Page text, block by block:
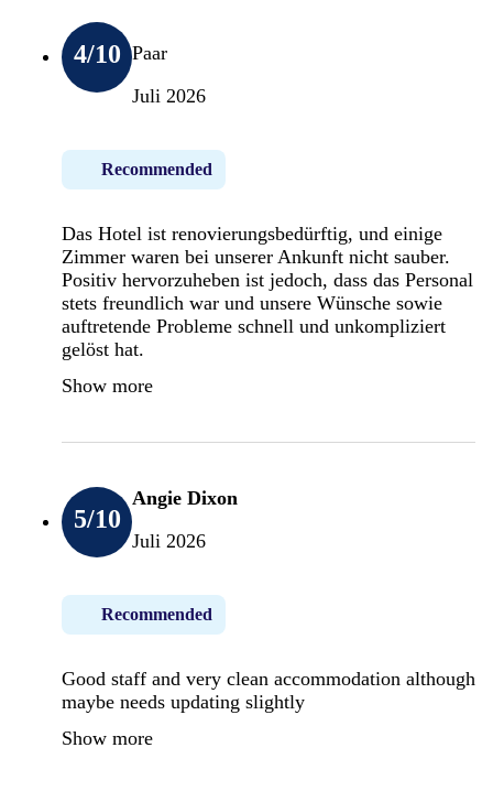
4/10 Paar
Juli 2026
Recommended
Das Hotel ist renovierungsbedürftig, und einige
Zimmer waren bei unserer Ankunft nicht sauber.
Positiv hervorzuheben ist jedoch, dass das Personal
stets freundlich war und unsere Wünsche sowie
auftretende Probleme schnell und unkompliziert
gelöst hat.
Show more
5/10
Angie Dixon
Juli 2026
Recommended
Good staff and very clean accommodation although
maybe needs updating slightly
Show more